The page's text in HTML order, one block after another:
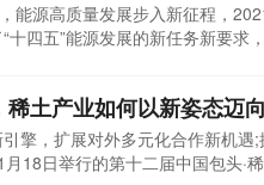
能源高质量发展步入新征程，
十四五”能源发展的新任务新要
土产业如何以新姿态迈
擎，扩展对外多元化合作新机
18日举行的第十二届中国包头·